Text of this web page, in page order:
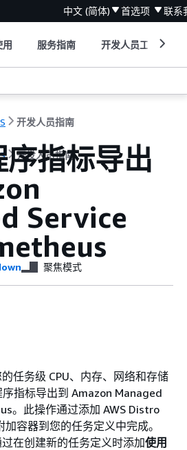
中文 (简体) 首选项 联系
用 服务指南 开发人员工具
开发人员指南
开发人员指南
指标导出
Service
聚焦模式
任务级 CPU、内存、网络和存储
指标导出到 Amazon Managed
。此操作通过添加 AWS Distro
容器到您的任务定义中完成。
在创建新的任务定义时添加使用